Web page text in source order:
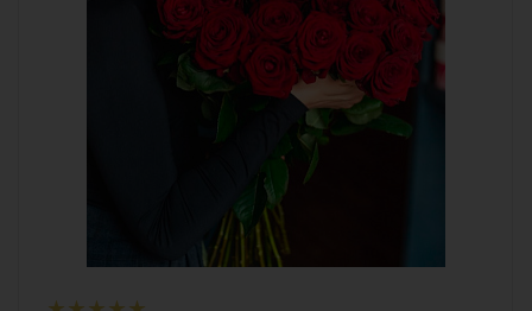
с 9-00 до 21-00